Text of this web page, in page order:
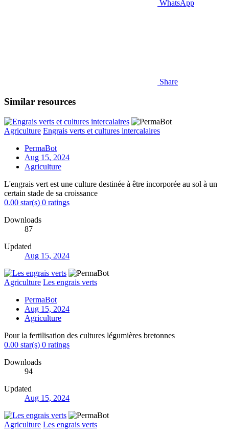
WhatsApp
Share
Similar resources
Agriculture Engrais verts et cultures intercalaires
PermaBot
Aug 15, 2024
Agriculture
L'engrais vert est une culture destinée à être incorporée au sol à un
certain stade de sa croissance
0.00 star(s) 0 ratings
Downloads
87
Updated
Aug 15, 2024
Agriculture Les engrais verts
PermaBot
Aug 15, 2024
Agriculture
Pour la fertilisation des cultures légumières bretonnes
0.00 star(s) 0 ratings
Downloads
94
Updated
Aug 15, 2024
Agriculture Les engrais verts